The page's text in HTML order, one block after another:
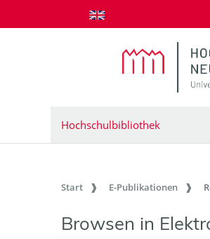
zum Inhalt springen
Hochschulbibliothek
Start E-Publikationen
Browsen in